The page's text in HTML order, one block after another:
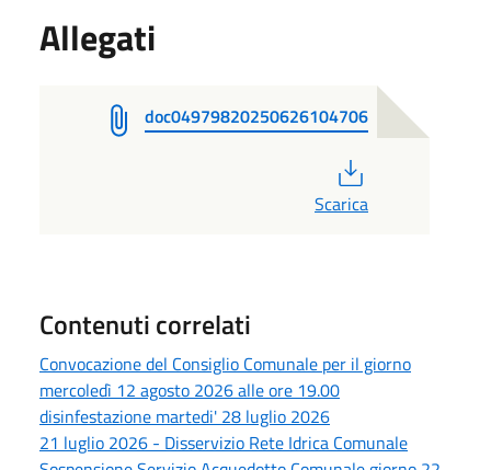
Allegati
doc04979820250626104706
Scarica
Contenuti correlati
Convocazione del Consiglio Comunale per il giorno
mercoledì 12 agosto 2026 alle ore 19.00
disinfestazione martedi' 28 luglio 2026
21 luglio 2026 - Disservizio Rete Idrica Comunale